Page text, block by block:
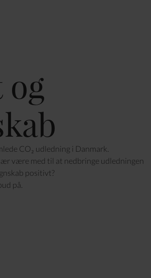
CO₂ udledning i Danmark.
være med til at nedbringe udledningen
positivt?
på.